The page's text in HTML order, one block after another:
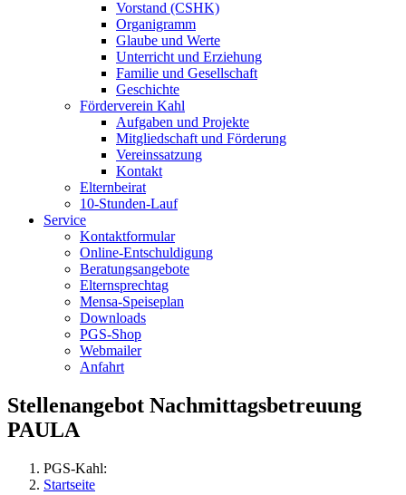
Vorstand (CSHK)
Organigramm
Glaube und Werte
Unterricht und Erziehung
Familie und Gesellschaft
Geschichte
Förderverein Kahl
Aufgaben und Projekte
Mitgliedschaft und Förderung
Vereinssatzung
Kontakt
Elternbeirat
10-Stunden-Lauf
Service
Kontaktformular
Online-Entschuldigung
Beratungsangebote
Elternsprechtag
Mensa-Speiseplan
Downloads
PGS-Shop
Webmailer
Anfahrt
Stellenangebot Nachmittagsbetreuung
PAULA
PGS-Kahl:
Startseite